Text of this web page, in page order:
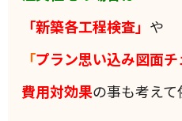
「新築各工程検査」 や
「プラン思い込み図面チ
費用対効果の事も考えて